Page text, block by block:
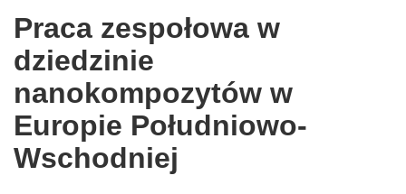
the
following
languages:
Praca zespołowa w
dziedzinie
nanokompozytów w
Europie Południowo-
Wschodniej